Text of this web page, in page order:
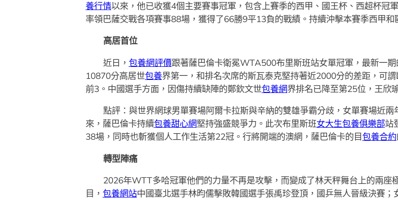
養行情以來，他已收獲4個主要賽事冠軍，包含上賽季的西甲、國王杯、西超杯冠
率領巴薩交戰各項賽事88場，獲得了66勝9平13負的戰績。持續沖擊本賽季西甲和
高居首位
近日， 包養網評價跟著薩巴倫卡衛冕WTA500布里斯班站女單冠軍，最新一
10870分高居世包養界第一，和排名次席的斯瓦泰克堅持著近2000分的差距，可
前3。中國選手方面，因傷持續缺陣的鄭欽文世包養網界排名已降至第25位，王欣
點評：與世界網球男單賽場阿爾卡拉斯與辛納的雙雄爭霸分歧，女單賽場近兩
來，薩巴倫卡持續包養甜心網堅持強盛競爭力。此次布里斯班女大生包養俱樂部站
38場，同時也斬獲個人工作生活第22冠。行將開端的澳網，薩巴倫卡的目包養合約
轉型陣痛
2026年WTT多哈冠軍他們的力量不再是攻擊，而變成了林天秤舞台上的兩
目， 包養網站中國臺北選手林昀儒擊敗韓國選手張禹珍登頂，國乒無人晉級決賽